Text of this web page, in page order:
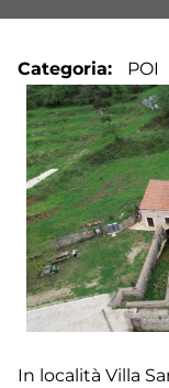
Categoria POI
In località Villa